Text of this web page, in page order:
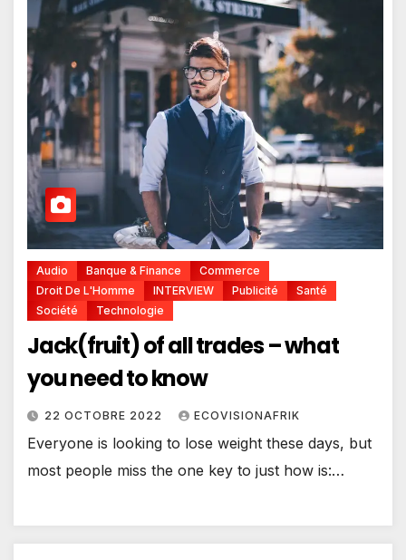
Audio Banque & Finance
Commerce
Droit De L'Homme
INTERVIEW Publicité
Santé
Société
Technologie
Jack(fruit) of all trades – what
you need to know
22 OCTOBRE 2022 ECOVISIONAFRIK
Everyone is looking to lose weight these days, but
most people miss the one key to just how is:…